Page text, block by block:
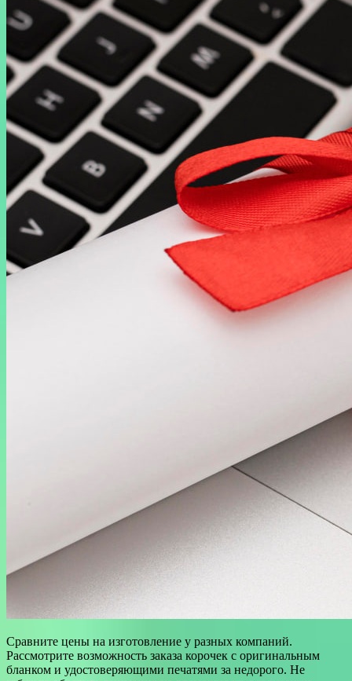
Сравните цены на изготовление у разных компаний.
Рассмотрите возможность заказа корочек с оригинальным
бланком и удостоверяющими печатями за недорого. Не